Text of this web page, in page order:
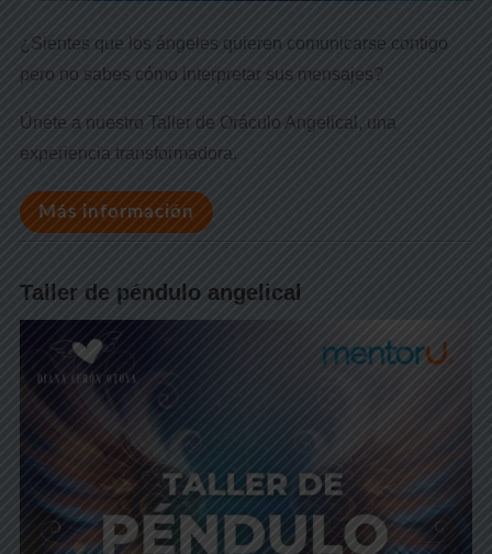
¿Sientes que los ángeles quieren comunicarse contigo
pero no sabes cómo interpretar sus mensajes?
Únete a nuestro Taller de Oráculo Angelical, una
experiencia transformadora.
Más información
Taller de péndulo angelical